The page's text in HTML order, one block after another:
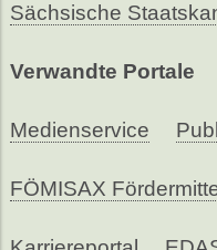
Sächsische
Verwandte Portale
Medienservice
FÖMISAX